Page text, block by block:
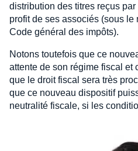
distribution des titres reçus
profit de ses associés (sous le
Code général des impôts).
Notons toutefois que ce
attente de son régime fiscal et
que le droit fiscal sera très
que ce nouveau dispositif
neutralité fiscale, si les